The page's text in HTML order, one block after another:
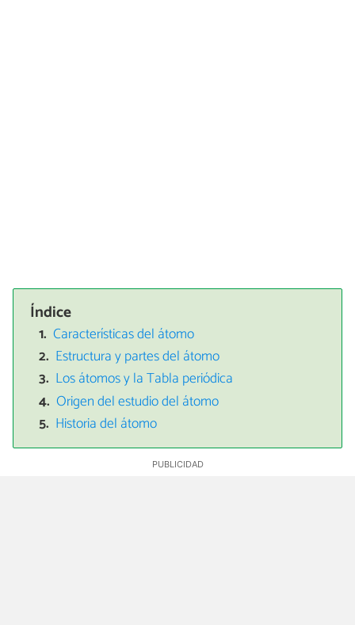
Índice
Características del átomo
Estructura y partes del átomo
Los átomos y la Tabla periódica
Origen del estudio del átomo
Historia del átomo